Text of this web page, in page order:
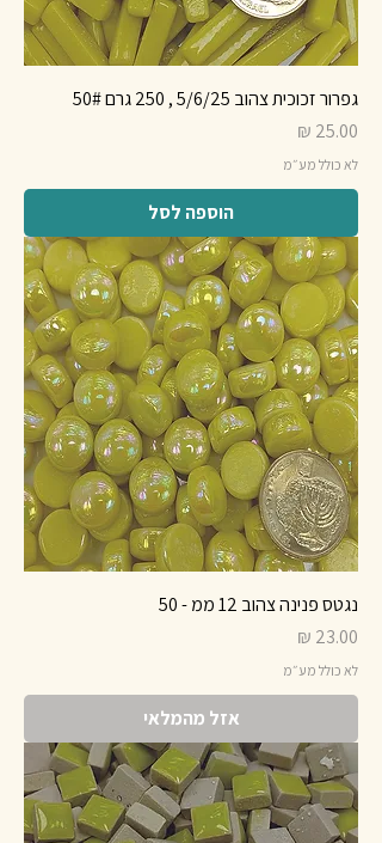
גפרור זכוכית צהוב 5/6/25 , 250 גרם 50#
מחיר
לא כולל מע״מ
הוספה לסל
נגטס פנינה צהוב 12 ממ - 50
מחיר
לא כולל מע״מ
אזל מהמלאי